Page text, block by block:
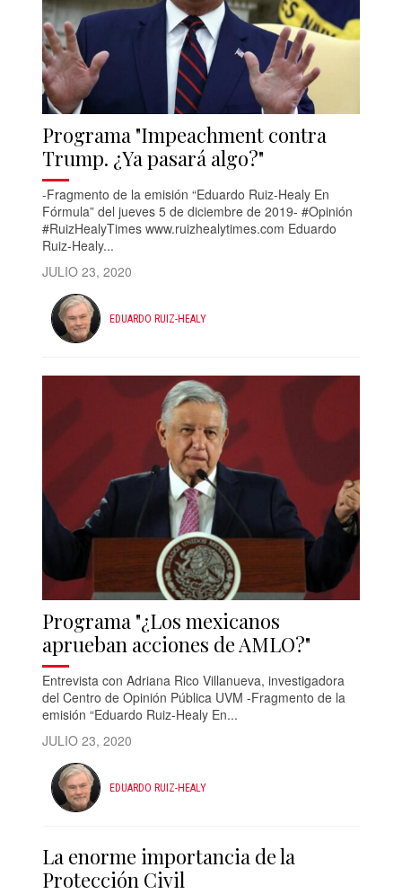
Programa "Impeachment contra
Trump. ¿Ya pasará algo?"
-Fragmento de la emisión “Eduardo Ruiz-Healy En
Fórmula” del jueves 5 de diciembre de 2019- #Opinión
#RuizHealyTimes www.ruizhealytimes.com Eduardo
Ruiz-Healy...
JULIO 23, 2020
EDUARDO RUIZ-HEALY
Programa "¿Los mexicanos
aprueban acciones de AMLO?"
Entrevista con Adriana Rico Villanueva, investigadora
del Centro de Opinión Pública UVM -Fragmento de la
emisión “Eduardo Ruiz-Healy En...
JULIO 23, 2020
EDUARDO RUIZ-HEALY
La enorme importancia de la
Protección Civil